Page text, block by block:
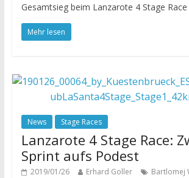
Gesamtsieg beim Lanzarote 4 Stage Race
Mehr lesen
News Stage Races
Lanzarote 4 Stage Race:
Sprint aufs Podest
2019/01/26 Erhard Goller Bartlomej